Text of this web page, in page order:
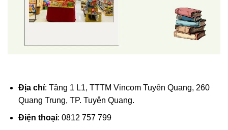
Địa chỉ: Tầng 1 L1, TTTM Vincom Tuyên Quang, 260
Quang Trung, TP. Tuyên Quang.
Điện thoại: 0812 757 799